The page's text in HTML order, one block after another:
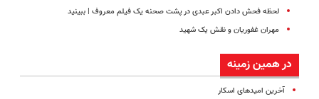
لحظه‌ فحش دادن اکبر عبدی در پشت صحنه یک فیلم معروف | ببینید
مهران غفوریان و نقش یک شهید
در همین زمینه
آخرین امیدهای اسکار